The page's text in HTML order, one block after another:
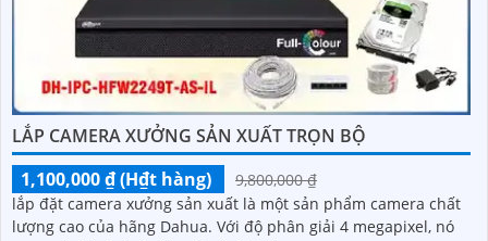
LẮP CAMERA XƯỞNG SẢN XUẤT TRỌN BỘ
1,100,000 ₫ (H₫t hàng)
9,800,000 ₫
lắp đặt camera xưởng sản xuất là một sản phẩm camera chất
lượng cao của hãng Dahua. Với độ phân giải 4 megapixel, nó